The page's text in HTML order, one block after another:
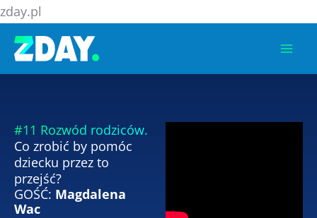
zday.pl
do
treści
#11 Rozwód rodziców.
Co zrobić by pomóc
dziecku przez to
przejść?
GOŚĆ: Magdalena
Wac